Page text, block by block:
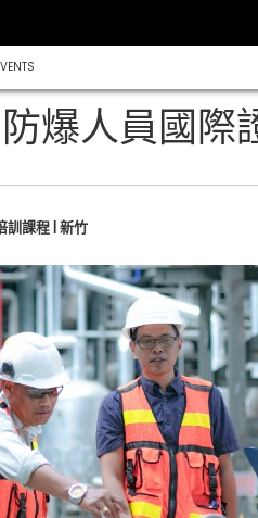
爆人員國際
課程 | 新竹